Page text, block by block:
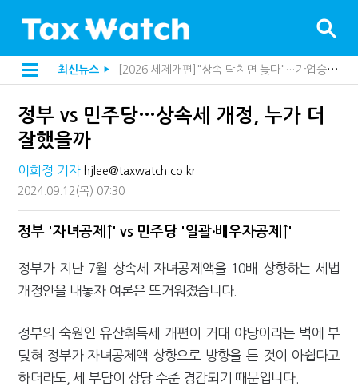
최신뉴스 ▶
[2026 세제개편]"상속 닥치면 늦다"…가업승계 성패, 시간에 달렸다
[2026 세제개편]종부세는 집값, 가업상속은 기술…납세자가 꼭 볼 5가지
내 지분만 봤다간 낭패…주식 양도세 추징 부른 '3가지 실수'
"세무플랫폼 문제 해결될 것"…세무사회 진단, 왜
배달라이더 원천징수 세금 인하…환급 플랫폼 수익성 악화될까
반도체·AI로봇 국내 생산땐 세금 깎아준다
"오래 보유보다 오래 살아야"…1주택 세금 '실거주' 중심으로
호우 특별재난지역, 세금 납부기한 2년 연장
정부 vs 민주당…상속세 개정, 누가 더
잘했을까
이희정 기자 hjlee@taxwatch.co.kr
2024.09.12 (목) 07:30
정부 '자녀공제↑' vs 민주당 '일괄·배우자공제↑'
정부가 지난 7월 상속세 자녀공제액을 10배 상향하는 세법
개정안을 내놓자 여론은 뜨거워졌습니다.
정부의 숙원인 유산취득세 개편이 거대 야당이라는 벽에 부
딪혀 정부가 자녀공제액 상향으로 방향을 튼 것이 아쉽다고
하더라도, 세 부담이 상당 수준 경감되기 때문입니다.